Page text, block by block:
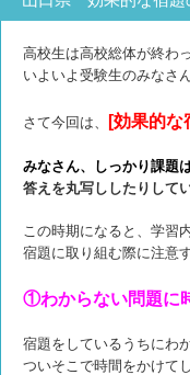
高校生は高校総体が終わ
いよいよ受験生のみなさ
さて今回は、 [効果的な
みなさん、しっかり課題
答えを丸写ししたりして
この時期になると、学習
宿題に取り組む際に注意
①わからない問題に
宿題をしているうちにわ
ついそこで時間をかけてし